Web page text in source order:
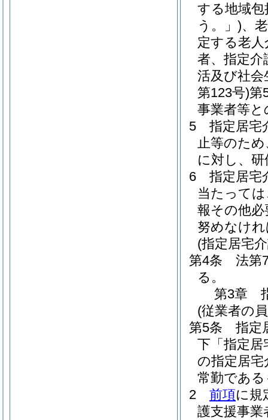
する地域
う。」)、
定する老
者、指定介
活及び社
第123号)第
事業者等
5
指定居宅
止等のた
に対し、
6
指定居宅
当たって
報その他
努めなけ
(指定居宅
第4条
法第
る。
第3章
(従業者の
第5条
指定
下「指定居
の指定居
常勤であ
2
前項に規
護支援事業